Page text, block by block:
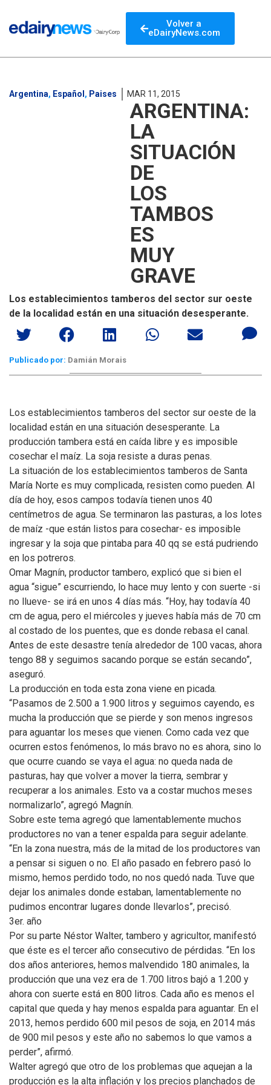
Volver a
eDairyNews.com
Argentina, Español , Paises MAR 11, 2015
ARGENTINA:
LA
SITUACIÓN
DE
LOS
TAMBOS
ES
MUY
GRAVE
Los establecimientos tamberos del sector sur oeste
de la localidad están en una situación desesperante.
Publicado por: Damián Morais
Los establecimientos tamberos del sector sur oeste de la
localidad están en una situación desesperante. La
producción tambera está en caída libre y es imposible
cosechar el maíz. La soja resiste a duras penas.
La situación de los establecimientos tamberos de Santa
María Norte es muy complicada, resisten como pueden. Al
día de hoy, esos campos todavía tienen unos 40
centímetros de agua. Se terminaron las pasturas, a los lotes
de maíz -que están listos para cosechar- es imposible
ingresar y la soja que pintaba para 40 qq se está pudriendo
en los potreros.
Omar Magnín, productor tambero, explicó que si bien el
agua “sigue” escurriendo, lo hace muy lento y con suerte -si
no llueve- se irá en unos 4 días más. “Hoy, hay todavía 40
cm de agua, pero el miércoles y jueves había más de 70 cm
al costado de los puentes, que es donde rebasa el canal.
Antes de este desastre tenía alrededor de 100 vacas, ahora
tengo 88 y seguimos sacando porque se están secando”,
aseguró.
La producción en toda esta zona viene en picada.
“Pasamos de 2.500 a 1.900 litros y seguimos cayendo, es
mucha la producción que se pierde y son menos ingresos
para aguantar los meses que vienen. Como cada vez que
ocurren estos fenómenos, lo más bravo no es ahora, sino lo
que ocurre cuando se vaya el agua: no queda nada de
pasturas, hay que volver a mover la tierra, sembrar y
recuperar a los animales. Esto va a costar muchos meses
normalizarlo”, agregó Magnín.
Sobre este tema agregó que lamentablemente muchos
productores no van a tener espalda para seguir adelante.
“En la zona nuestra, más de la mitad de los productores van
a pensar si siguen o no. El año pasado en febrero pasó lo
mismo, hemos perdido todo, no nos quedó nada. Tuve que
dejar los animales donde estaban, lamentablemente no
pudimos encontrar lugares donde llevarlos”, precisó.
3er. año
Por su parte Néstor Walter, tambero y agricultor, manifestó
que éste es el tercer año consecutivo de pérdidas. “En los
dos años anteriores, hemos malvendido 180 animales, la
producción que una vez era de 1.700 litros bajó a 1.200 y
ahora con suerte está en 800 litros. Cada año es menos el
capital que queda y hay menos espalda para aguantar. En el
2013, hemos perdido 600 mil pesos de soja, en 2014 más
de 900 mil pesos y este año no sabemos lo que vamos a
perder”, afirmó.
Walter agregó que otro de los problemas que aquejan a la
producción es la alta inflación y los precios planchados de